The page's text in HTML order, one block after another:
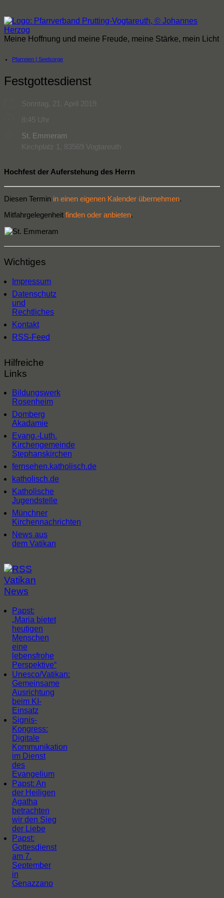
Inhalt
springen
Meine Hoffnung und meine Freude, meine Stärke, mein Licht
Pfarreien | Seelsorge
Festgottesdienst
Sonntag, 21. April 2019
8:45 Uhr
St. Emmeram
Kirchplatz 1, 83569 Vogtareuth
Hochfest der Auferstehung des Herrn
Diesen Termin in einen eigenen Kalender übernehmen.
Mitfahrgelegenheit finden oder anbieten.
Wichtiges
Impressum
Datenschutz
und
Rechtliches
Kontakt
RSS-Feed
Hilfreiche
Links
Bildungswerk
Rosenheim
Domberg
Akadamie
Evang.-Luth.
Kirchengemeinde
Stephanskirchen
fernsehen.katholisch.de
katholisch.de
Katholische
Jugendstelle
Münchner
Kirchennachrichten
News aus
dem Vatikan
Vatikan
News
Papst:
„Maria bietet
heutigen
Menschen
eine
lebensfrohe
Perspektive“
Unesco/Vatikan:
Gemeinsame
Ausrichtung
beim KI-
Einsatz
Signis-
Kongress:
Digitale
Kommunikation
im Dienst
des
Evangelium
Papst: An
der Heiligen
Agatha
betrachten
wir den Sieg
der Liebe
Papst:
Gottesdienst
am 7.
September
in
Genazzano